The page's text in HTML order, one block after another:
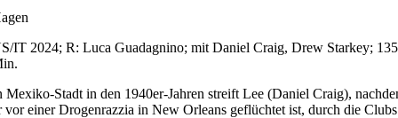
IT 2024; R: Luca Guadagnino; mit Daniel Craig, Drew Starkey; 135
Mexiko-Stadt in den 1940er-Jahren streift Lee (Daniel Craig),
vor einer Drogenrazzia in New Orleans geflüchtet ist, durch die Clubs